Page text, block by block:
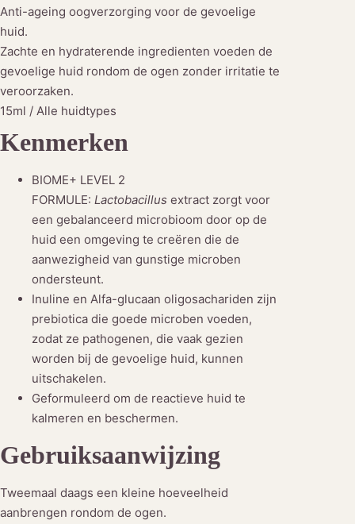
E
y
e
C
r
e
m
Anti-ageing oogverzorging voor de gevoelige
huid.
Zachte en hydraterende ingredienten voeden de
gevoelige huid rondom de ogen zonder irritatie te
veroorzaken.
15ml / Alle huidtypes
Kenmerken
BIOME+ LEVEL 2
FORMULE: Lactobacillus extract zorgt voor
een gebalanceerd microbioom door op de
huid een omgeving te creëren die de
aanwezigheid van gunstige microben
ondersteunt.
Inuline en Alfa-glucaan oligosachariden zijn
prebiotica die goede microben voeden,
zodat ze pathogenen, die vaak gezien
worden bij de gevoelige huid, kunnen
uitschakelen.
Geformuleerd om de reactieve huid te
kalmeren en beschermen.
Gebruiksaanwijzing
Tweemaal daags een kleine hoeveelheid
aanbrengen rondom de ogen.